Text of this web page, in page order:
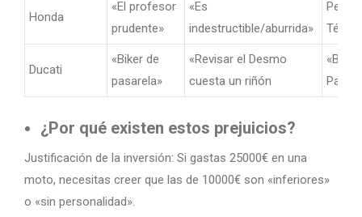
Honda
«El profesor
prudente»
«Es
indestructible/aburrida»
Ducati
«Biker de
pasarela»
«Revisar el Desmo
cuesta un riñón
Pasión
¿Por qué existen estos prejuicios?
Justificación de la inversión: Si gastas 25000€ en una
moto, necesitas creer que las de 10000€ son «inferiores»
o «sin personalidad».